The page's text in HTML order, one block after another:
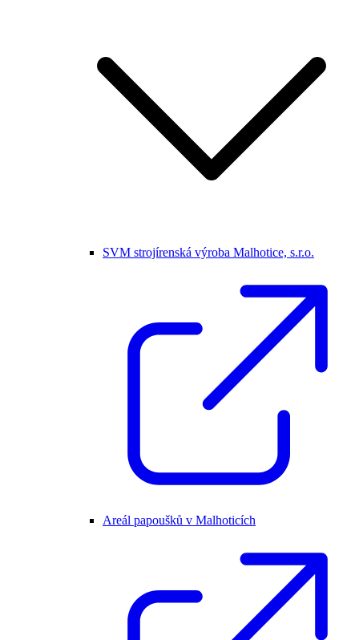
SVM strojírenská výroba Malhotice, s.r.o.
Areál papoušků v Malhoticích